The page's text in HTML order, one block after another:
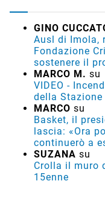
GINO
Ausl di Imola,
Fondazione
sostenere il
MARCO M. su
VIDEO -
della
MARCO su
Basket, il
lascia: «Ora
continuerò a
SUZANA su
Crolla il muro
15enne